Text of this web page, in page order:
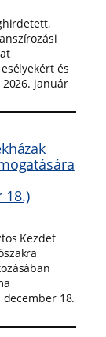
és
január
18.)
Kezdet
18.